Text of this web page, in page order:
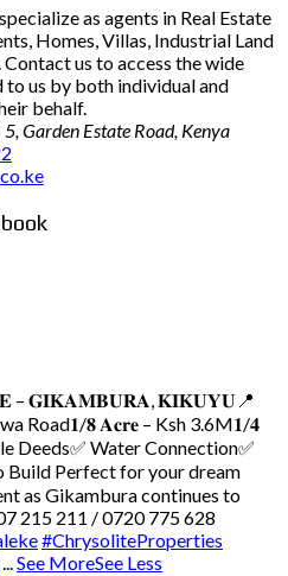
as agents in Real Estate
Homes, Villas, Industrial Land
us to access the wide
us by both individual and
behalf.
Garden Estate Road, Kenya
– 𝐆𝐈𝐊𝐀𝐌𝐁𝐔𝐑𝐀, 𝐊𝐈𝐊𝐔𝐘𝐔 📍
Road𝟏/𝟖 𝐀𝐜𝐫𝐞 – Ksh 3.6M𝟏/𝟒
Deeds✅ Water Connection✅
Build Perfect for your dream
as Gikambura continues to
215 211 / 0720 775 628
#ChrysoliteProperties
...See MoreSee Less